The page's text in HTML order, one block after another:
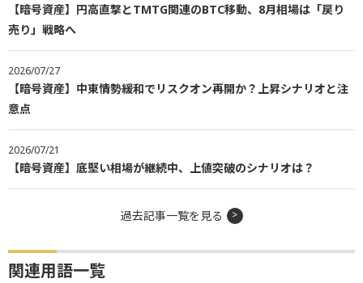
【暗号資産】円高直撃とTMTG関連のBTC移動、8月相場は「戻り
売り」戦略へ
2026/07/27
【暗号資産】中東情勢緩和でリスクオン再開か？上昇シナリオと注
意点
2026/07/21
【暗号資産】底堅い相場が継続中、上値突破のシナリオは？
過去記事一覧を見る
関連用語一覧